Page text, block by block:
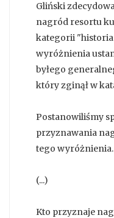
Gliński
nagród resortu
kategorii
wyróżnienia
byłego
który zginął w
Postanowiliśmy
przyznawania
tego wyróżnienia.
(...)
Kto przyznaje